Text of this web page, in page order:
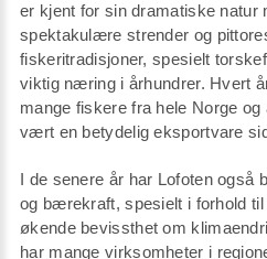
er kjent for sin dramatiske natur
spektakulære strender og
fiskeritradisjoner, spesielt
viktig næring i århundrer. Hvert
mange fiskere fra hele Norge
vært en betydelig eksportvare
I de senere år har Lofoten også
og bærekraft, spesielt i forhold
økende bevissthet om
har mange virksomheter i